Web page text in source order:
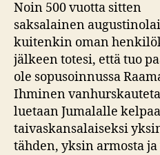
Noin 500 vuotta sitten
saksalainen
kuitenkin oman
jälkeen totesi, että tuo
ole sopusoinnussa
Ihminen
luetaan Jumalalle
taivaskansalaiseksi
tähden, yksin armosta